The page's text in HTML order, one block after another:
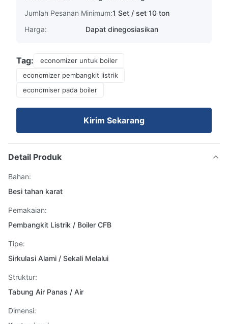
Jumlah Pesanan Minimum:1 Set / set 10 ton
Harga:
Dapat dinegosiasikan
Tag:
economizer untuk boiler
economizer pembangkit listrik
economiser pada boiler
Kirim Sekarang
Detail Produk
Bahan:
Besi tahan karat
Pemakaian:
Pembangkit Listrik / Boiler CFB
Tipe:
Sirkulasi Alami / Sekali Melalui
Struktur:
Tabung Air Panas / Air
Dimensi: